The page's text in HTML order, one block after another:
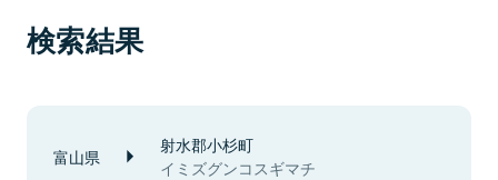
検索結果
富山県 射水郡小杉町
イミズグンコスギマチ